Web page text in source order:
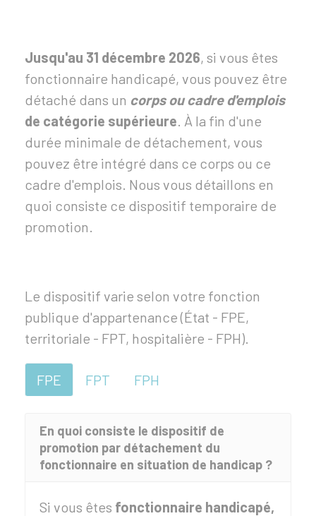
Jusqu'au 31 décembre 2026, si vous êtes
fonctionnaire handicapé, vous pouvez être
détaché dans un corps ou cadre d'emplois
de catégorie supérieure. À la fin d'une
durée minimale de détachement, vous
pouvez être intégré dans ce corps ou ce
cadre d'emplois. Nous vous détaillons en
quoi consiste ce dispositif temporaire de
promotion.
Le dispositif varie selon votre fonction
publique d'appartenance (État - FPE,
territoriale - FPT, hospitalière - FPH).
FPE FPT FPH
En quoi consiste le dispositif de
promotion par détachement du
fonctionnaire en situation de handicap ?
Si vous êtes fonctionnaire handicapé,